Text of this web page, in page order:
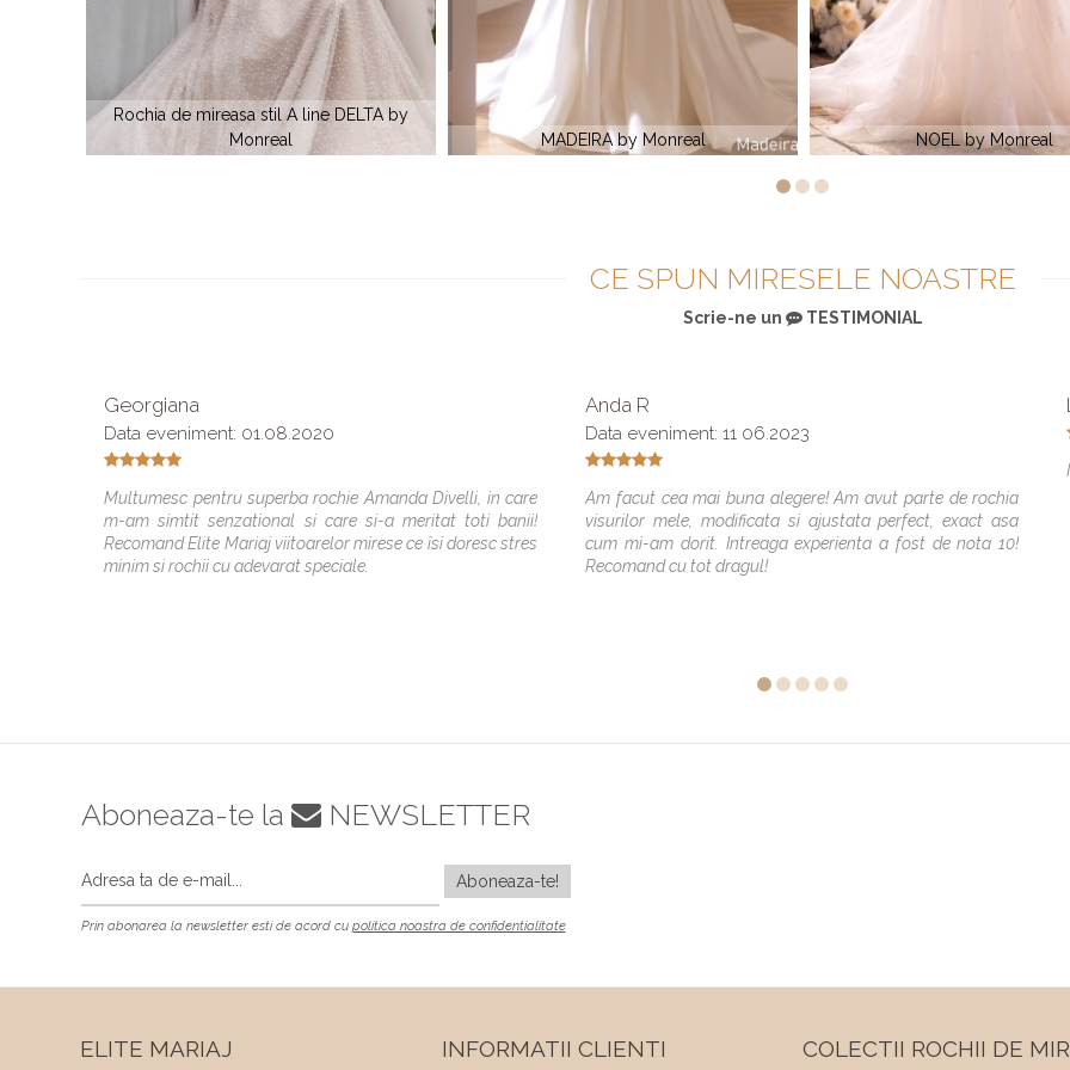
MADEIRA by Monreal
NOEL by Monreal PARKER by
CE SPUN MIRESELE NOASTRE
Scrie-ne un TESTIMONIAL
Georgiana
Data eveniment: 01.08.2020
Multumesc pentru superba rochie Amanda Divelli, in care
m-am simtit senzational si care si-a meritat toti banii!
Recomand Elite Mariaj viitoarelor mirese ce îsi doresc stres
minim si rochii cu adevarat speciale.
Anda R
Data eveniment: 11 06.2023
Am facut cea mai buna alegere! Am avut parte de rochia
visurilor mele, modificata si ajustata perfect, exact asa
cum mi-am dorit. Intreaga experienta a fost de nota 10!
Recomand cu tot dragul!
Aboneaza-te la NEWSLETTER
Prin abonarea la newsletter esti de acord cu politica noastra de confidentialitate
ELITE MARIAJ INFORMATII CLIENTI COLECTII ROCHII DE